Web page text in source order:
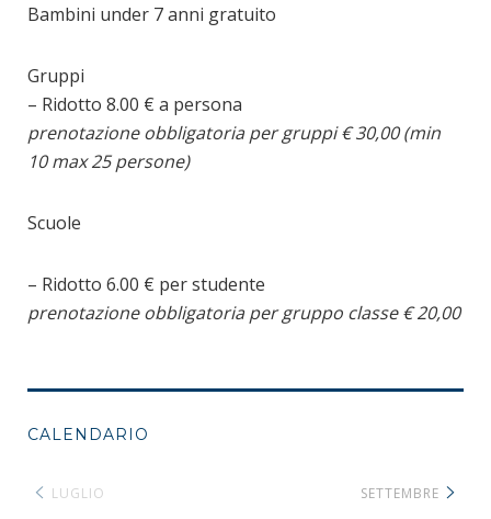
Bambini under 7 anni gratuito
Gruppi
– Ridotto 8.00 € a persona
prenotazione obbligatoria per gruppi € 30,00 (min
10 max 25 persone)
Scuole
– Ridotto 6.00 € per studente
prenotazione obbligatoria pergruppo classe€ 20,00
CALENDARIO
LUGLIO SETTEMBRE